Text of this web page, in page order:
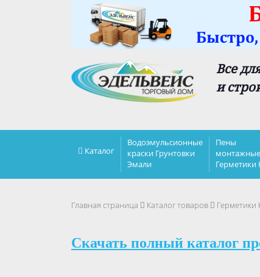
Все
и
Каталог
Водоэмульсионные
краски Грунтовки
Эмали
Пены
монтажные
Герметики
Главная страница Каталог товаров Герметики
Скачать полный каталог